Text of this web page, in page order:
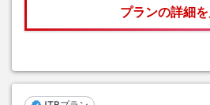
プランの詳細